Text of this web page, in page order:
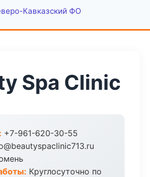
Кавказский ФО
Spa Clinic
+7-961-620-30-55
Круглосуточно по